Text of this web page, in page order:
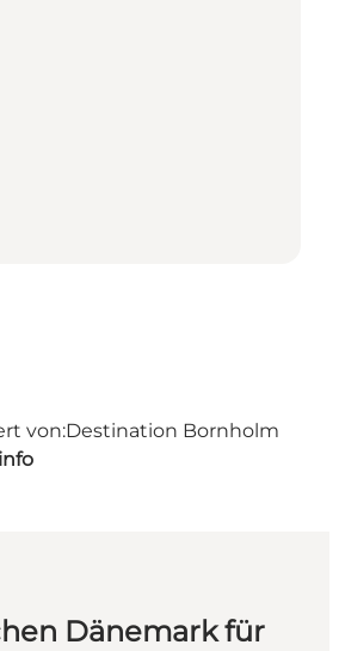
von:Destination Bornholm
Dänemark für